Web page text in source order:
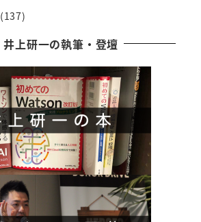
(137)
井上研一の執筆・登壇